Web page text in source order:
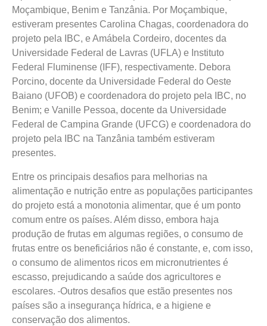
Moçambique, Benim e Tanzânia. Por Moçambique,
estiveram presentes Carolina Chagas, coordenadora do
projeto pela IBC, e Amábela Cordeiro, docentes da
Universidade Federal de Lavras (UFLA) e Instituto
Federal Fluminense (IFF), respectivamente. Debora
Porcino, docente da Universidade Federal do Oeste
Baiano (UFOB) e coordenadora do projeto pela IBC, no
Benim; e Vanille Pessoa, docente da Universidade
Federal de Campina Grande (UFCG) e coordenadora do
projeto pela IBC na Tanzânia também estiveram
presentes.
Entre os principais desafios para melhorias na
alimentação e nutrição entre as populações participantes
do projeto está a monotonia alimentar, que é um ponto
comum entre os países. Além disso, embora haja
produção de frutas em algumas regiões, o consumo de
frutas entre os beneficiários não é constante, e, com isso,
o consumo de alimentos ricos em micronutrientes é
escasso, prejudicando a saúde dos agricultores e
escolares. Outros desafios que estão presentes nos
países são a insegurança hídrica, e a higiene e
conservação dos alimentos.